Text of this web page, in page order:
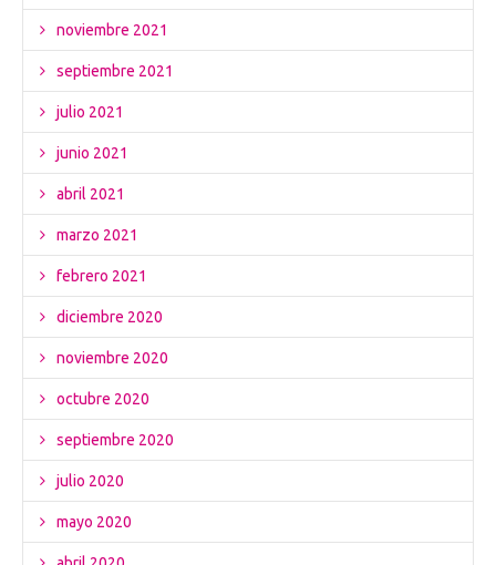
noviembre 2021
septiembre 2021
julio 2021
junio 2021
abril 2021
marzo 2021
febrero 2021
diciembre 2020
noviembre 2020
octubre 2020
septiembre 2020
julio 2020
mayo 2020